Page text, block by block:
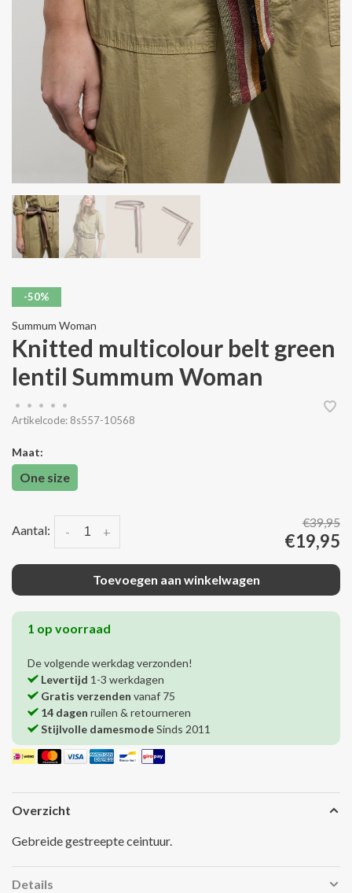
-50%
Summum Woman
Knitted multicolour belt green
lentil Summum Woman
• • • •
•
Artikelcode: 8s557-10568
Maat:
One size
Aantal: +
-
€39,95
€19,95
Toevoegen aan winkelwagen
1 op voorraad
De volgende werkdag verzonden!
Levertijd 1-3 werkdagen
Gratis verzenden vanaf 75
14 dagen ruilen & retourneren
Stijlvolle damesmodeSinds 2011
Overzicht
Gebreide gestreepte ceintuur.
Details